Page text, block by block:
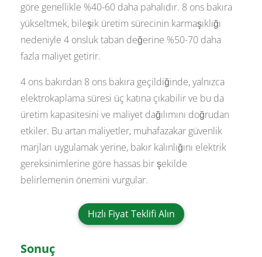
göre genellikle %40-60 daha pahalıdır. 8 ons bakıra
yükseltmek, bileşik üretim sürecinin karmaşıklığı
nedeniyle 4 onsluk taban değerine %50-70 daha
fazla maliyet getirir.
4 ons bakırdan 8 ons bakıra geçildiğinde, yalnızca
elektrokaplama süresi üç katına çıkabilir ve bu da
üretim kapasitesini ve maliyet dağılımını doğrudan
etkiler. Bu artan maliyetler, muhafazakar güvenlik
marjları uygulamak yerine, bakır kalınlığını elektrik
gereksinimlerine göre hassas bir şekilde
belirlemenin önemini vurgular.
Hızlı Fiyat Teklifi Alın
Sonuç